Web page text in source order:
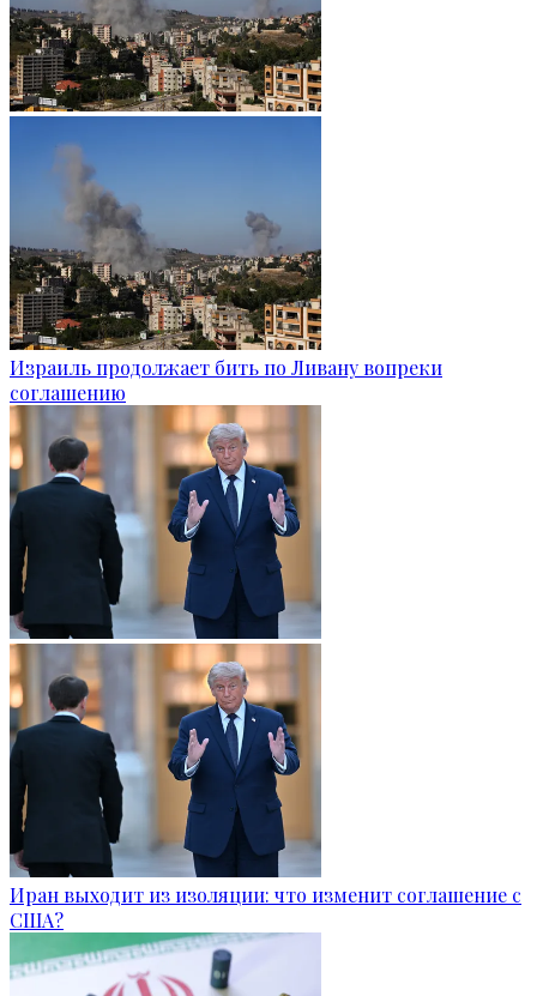
Израиль продолжает бить по Ливану вопреки
соглашению
Иран выходит из изоляции: что изменит соглашение с
США?